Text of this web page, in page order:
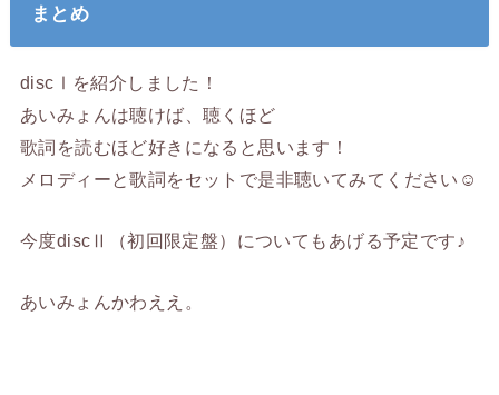
まとめ
discⅠを紹介しました！
あいみょんは聴けば、聴くほど
歌詞を読むほど好きになると思います！
メロディーと歌詞をセットで是非聴いてみてください☺
今度discⅡ（初回限定盤）についてもあげる予定です♪
あいみょんかわええ。